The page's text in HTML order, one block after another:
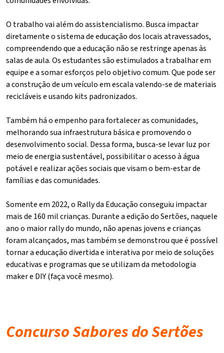
O trabalho vai além do assistencialismo. Busca impactar
diretamente o sistema de educação dos locais atravessados,
compreendendo que a educação não se restringe apenas às
salas de aula. Os estudantes são estimulados a trabalhar em
equipe e a somar esforços pelo objetivo comum. Que pode ser
a construção de um veículo em escala valendo-se de materiais
recicláveis e usando kits padronizados.
Também há o empenho para fortalecer as comunidades,
melhorando sua infraestrutura básica e promovendo o
desenvolvimento social. Dessa forma, busca-se levar luz por
meio de energia sustentável, possibilitar o acesso à água
potável e realizar ações sociais que visam o bem-estar de
famílias e das comunidades.
Somente em 2022, o Rally da Educação conseguiu impactar
mais de 160 mil crianças. Durante a edição do Sertões, naquele
ano o maior rally do mundo, não apenas jovens e crianças
foram alcançados, mas também se demonstrou que é possível
tornar a educação divertida e interativa por meio de soluções
educativas e programas que se utilizam da metodologia
maker e DIY (faça você mesmo).
Concurso Sabores do Sertões